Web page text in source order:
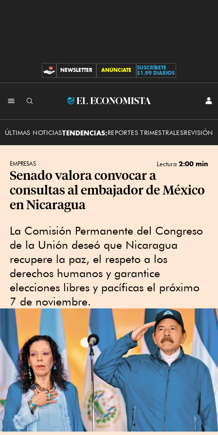
CONTRIBUCIONES
NEWSLETTER ANÚNCIATE
SUSCRÍBETE
$1.99 DIARIOS
El
ÚLTIMAS NOTICIASTENDENCIAS:REPORTES TRIMESTRALESREVISIÓN
EMPRESAS Lectura 2:00 min
Senado valora convocar a
consultas al embajador de México
en Nicaragua
La Comisión Permanente del Congreso
de la Unión deseó que Nicaragua
recupere la paz, el respeto a los
derechos humanos y garantice
elecciones libres y pacíficas el próximo
7 de noviembre.